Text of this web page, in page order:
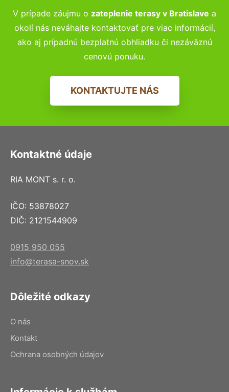
V prípade záujmu o zateplenie terasy v Bratislave a
okolí nás neváhajte kontaktovať pre viac informácií,
ako aj prípadnú bezplatnú obhliadku či nezáväznú
cenovú ponuku.
KONTAKTUJTE NÁS
Kontaktné údaje
RIA MONT s. r. o.
IČO: 53878027
DIČ: 2121544909
0915 950 055
info@terasa-snov.sk
Dôležité odkazy
O nás
Kontakt
Ochrana osobných údajov